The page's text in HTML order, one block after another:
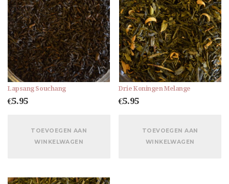
Lapsang Souchang
€5.95
TOEVOEGEN AAN
WINKELWAGEN
Drie Koningen Melange
€5.95
TOEVOEGEN AAN
WINKELWAGEN